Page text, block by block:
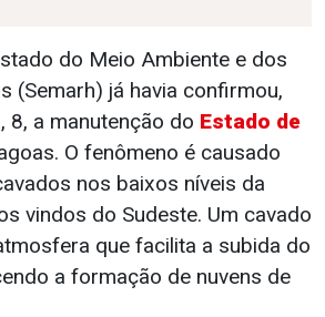
do Meio Ambiente e dos
(Semarh) já havia confirmou,
8, a manutenção do Estado de
O fenômeno é causado
nos baixos níveis da
vindos do Sudeste. Um cavado
que facilita a subida do
a formação de nuvens de